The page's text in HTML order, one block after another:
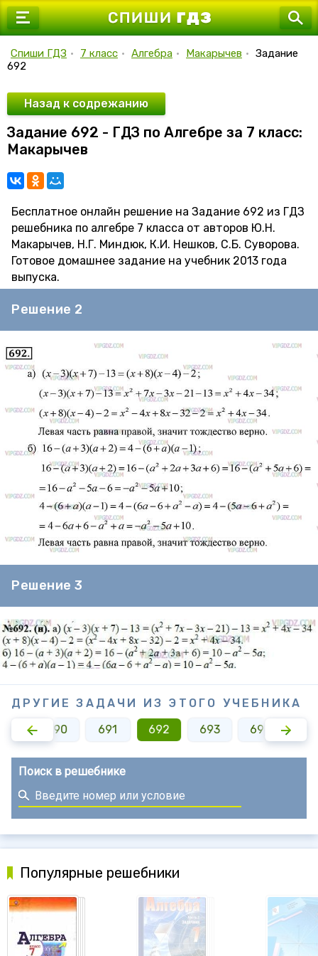
7 класс
9 класс
10 класс
11 класс
Спиши ГДЗ • 7 класс • Алгебра • Макарычев • Задание
692
Назад к содрежанию
Задание 692 - ГДЗ по Алгебре за 7 класс:
Макарычев
Бесплатное онлайн решение на Задание 692 из ГДЗ
решебника по алгебре 7 класса от авторов Ю.Н.
Макарычев, Н.Г. Миндюк, К.И. Нешков, С.Б. Суворова.
Готовое домашнее задание на учебник 2013 года
выпуска.
Решение 2
Решение 3
ДРУГИЕ ЗАДАЧИ ИЗ ЭТОГО УЧЕБНИКА
690 691 692 693 694
Поиск в решебнике
Популярные решебники